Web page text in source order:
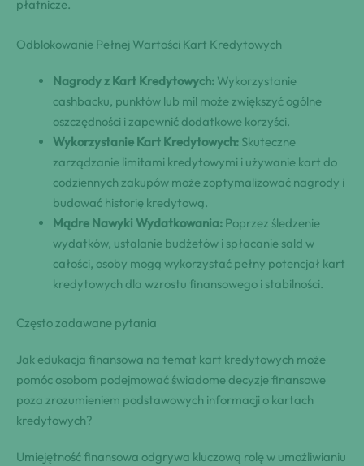
płatnicze.
Odblokowanie Pełnej Wartości Kart Kredytowych
Nagrody z Kart Kredytowych: Wykorzystanie
cashbacku, punktów lub mil może zwiększyć ogólne
oszczędności i zapewnić dodatkowe korzyści.
Wykorzystanie Kart Kredytowych: Skuteczne
zarządzanie limitami kredytowymi i używanie kart do
codziennych zakupów może zoptymalizować nagrody i
budować historię kredytową.
Mądre Nawyki Wydatkowania: Poprzez śledzenie
wydatków, ustalanie budżetów i spłacanie sald w
całości, osoby mogą wykorzystać pełny potencjał kart
kredytowych dla wzrostu finansowego i stabilności.
Często zadawane pytania
Jak edukacja finansowa na temat kart kredytowych może
pomóc osobom podejmować świadome decyzje finansowe
poza zrozumieniem podstawowych informacji o kartach
kredytowych?
Umiejętność finansowa odgrywa kluczową rolę w umożliwianiu